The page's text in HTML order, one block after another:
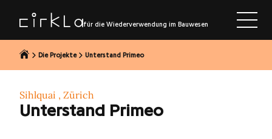
springen
für die Wiederverwendung im Bauwesen
Die Projekte Unterstand Primeo
Sihlquai , Zürich
Unterstand Primeo